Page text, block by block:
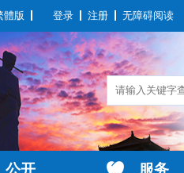
體版 登录 注册 无障碍阅读
公开 服务